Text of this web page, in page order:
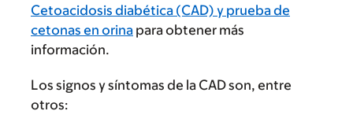
Cetoacidosis diabética (CAD) y prueba de
cetonas en orina para obtener más
información.
Los signos y síntomas de la CAD son, entre
otros: